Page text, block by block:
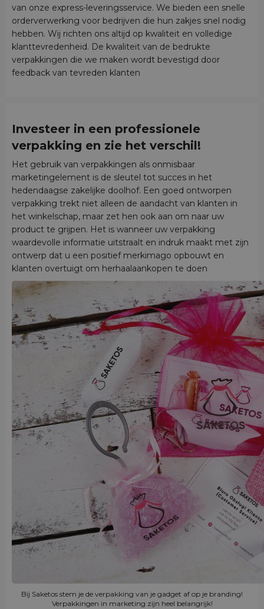
van onze express-leveringsservice. We bieden een snelle
orderverwerking voor bedrijven die hun zakjes snel nodig
hebben. Wij richten ons altijd op kwaliteit en volledige
klanttevredenheid. De kwaliteit van de bedrukte
verpakkingen die we maken wordt bevestigd door
feedback van tevreden klanten
Investeer in een professionele
verpakking en zie het verschil!
Het gebruik van verpakkingen als onmisbaar
marketingelement is de sleutel tot succes in het
hedendaagse zakelijke doolhof. Een goed ontworpen
verpakking trekt niet alleen de aandacht van klanten in
het winkelschap, maar zet hen ook aan om naar uw
product te grijpen. Het is wanneer uw verpakking
waardevolle informatie uitstraalt en indruk maakt met zijn
ontwerp dat u een positief merkimago opbouwt en
klanten overtuigt om herhaalaankopen te doen
Bij Saketos stem je de verpakking van je gadget af op je branding!
Verpakkingen in marketing zijn heel belangrijk!